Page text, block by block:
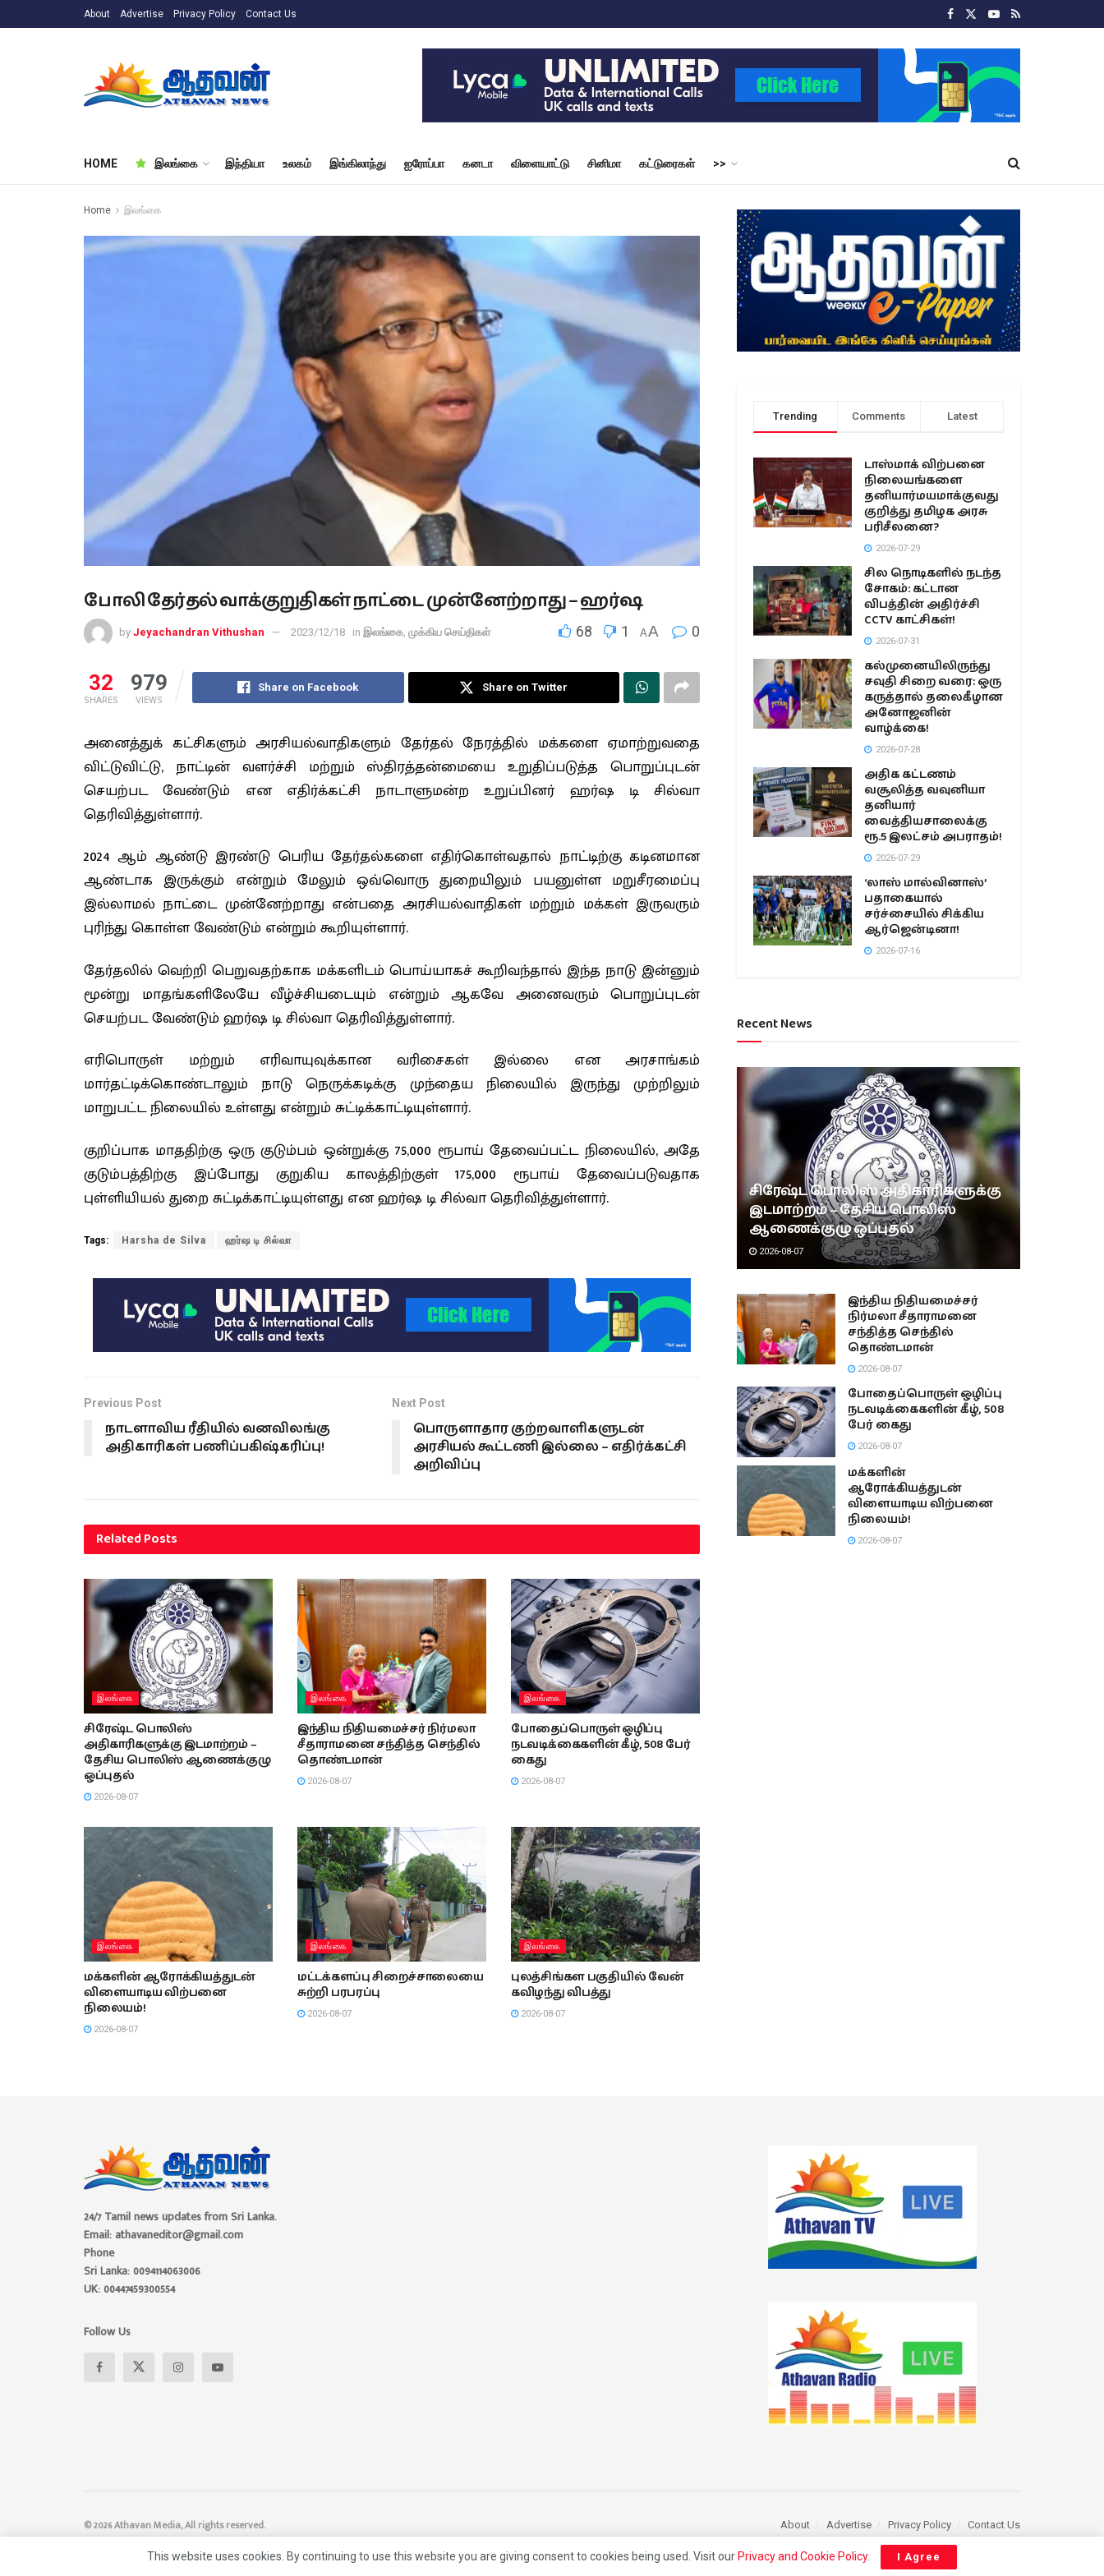
About Advertise Privacy Policy Contact Us
HOME இலங்கை இந்தியா உலகம் இங்கிலாந்து ஐரோப்பா கனடா விளையாட்டு சினிமா கட்டுரைகள் >>
Home இலங்கை
போலி தேர்தல் வாக்குறுதிகள் நாட்டை முன்னேற்றாது – ஹர்ஷ
by Jeyachandran Vithushan 2023/12/18 in இலங்கை முக்கிய செய்திகள் 68 1 AA 0
32
SHARES
979
VIEWS
Share on Facebook Share on Twitter
அனைத்துக் கட்சிகளும் அரசியல்வாதிகளும் தேர்தல் நேரத்தில் மக்களை ஏமாற்றுவதை
விட்டுவிட்டு, நாட்டின் வளர்ச்சி மற்றும் ஸ்திரத்தன்மையை உறுதிப்படுத்த பொறுப்புடன்
செயற்பட வேண்டும் என எதிர்க்கட்சி நாடாளுமன்ற உறுப்பினர் ஹர்ஷ டி சில்வா
தெரிவித்துள்ளார்.
2024 ஆம் ஆண்டு இரண்டு பெரிய தேர்தல்களை எதிர்கொள்வதால் நாட்டிற்கு கடினமான
ஆண்டாக இருக்கும் என்றும் மேலும் ஒவ்வொரு துறையிலும் பயனுள்ள மறுசீரமைப்பு
இல்லாமல் நாட்டை முன்னேற்றாது என்பதை அரசியல்வாதிகள் மற்றும் மக்கள் இருவரும்
புரிந்து கொள்ள வேண்டும் என்றும் கூறியுள்ளார்.
தேர்தலில் வெற்றி பெறுவதற்காக மக்களிடம் பொய்யாகச் கூறிவந்தால் இந்த நாடு இன்னும்
மூன்று மாதங்களிலேயே வீழ்ச்சியடையும் என்றும் ஆகவே அனைவரும் பொறுப்புடன்
செயற்பட வேண்டும் ஹர்ஷ டி சில்வா தெரிவித்துள்ளார்.
எரிபொருள் மற்றும் எரிவாயுவுக்கான வரிசைகள் இல்லை என அரசாங்கம்
மார்தட்டிக்கொண்டாலும் நாடு நெருக்கடிக்கு முந்தைய நிலையில் இருந்து முற்றிலும்
மாறுபட்ட நிலையில் உள்ளது என்றும் சுட்டிக்காட்டியுள்ளார்.
குறிப்பாக மாததிற்கு ஒரு குடும்பம் ஒன்றுக்கு 75,000 ரூபாய் தேவைப்பட்ட நிலையில், அதே
குடும்பத்திற்கு இப்போது குறுகிய காலத்திற்குள் 175,000 ரூபாய் தேவைப்படுவதாக
புள்ளியியல் துறை சுட்டிக்காட்டியுள்ளது என ஹர்ஷ டி சில்வா தெரிவித்துள்ளார்.
Tags: Harsha de Silva ஹர்ஷ டி சில்வா
Previous Post
நாடளாவிய ரீதியில் வனவிலங்கு
அதிகாரிகள் பணிப்பகிஷ்கரிப்பு!
Next Post
பொருளாதார குற்றவாளிகளுடன்
அரசியல் கூட்டணி இல்லை – எதிர்க்கட்சி
அறிவிப்பு
RelatedPosts
இலங்கை
சிரேஷ்ட பொலிஸ்
அதிகாரிகளுக்கு இடமாற்றம் –
தேசிய பொலிஸ் ஆணைக்குழு
ஒப்புதல்
2026-08-07
இலங்கை
இந்திய நிதியமைச்சர் நிர்மலா
சீதாராமனை சந்தித்த செந்தில்
தொண்டமான்
2026-08-07
இலங்கை
போதைப்பொருள் ஒழிப்பு
நடவடிக்கைகளின் கீழ், 508 பேர்
கைது
2026-08-07
இலங்கை
மக்களின் ஆரோக்கியத்துடன்
விளையாடிய விற்பனை
நிலையம்!
2026-08-07
இலங்கை
மட்டக்களப்பு சிறைச்சாலையை
சுற்றி பரபரப்பு
2026-08-07
இலங்கை
புலத்சிங்கள பகுதியில் வேன்
கவிழந்து விபத்து
2026-08-07
Trending Comments Latest
டாஸ்மாக் விற்பனை
நிலையங்களை
தனியார்மயமாக்குவது
குறித்து தமிழக அரசு
பரிசீலனை?
2026-07-29
சில நொடிகளில் நடந்த
சோகம்: கட்டான
விபத்தின் அதிர்ச்சி
CCTV காட்சிகள்!
2026-07-31
கல்முனையிலிருந்து
சவுதி சிறை வரை: ஒரு
கருத்தால் தலைகீழான
அனோஜனின்
வாழ்க்கை!
2026-07-28
அதிக கட்டணம்
வசூலித்த வவுனியா
தனியார்
வைத்தியசாலைக்கு
ரூ.5 இலட்சம் அபராதம்!
2026-07-29
‘லாஸ் மால்வினாஸ்’
பதாகையால்
சர்ச்சையில் சிக்கிய
ஆர்ஜென்டினா!
2026-07-16
Recent News
சிரேஷ்ட பொலிஸ் அதிகாரிகளுக்கு
இடமாற்றம் – தேசிய பொலிஸ்
ஆணைக்குழு ஒப்புதல்
2026-08-07
இந்திய நிதியமைச்சர்
நிர்மலா சீதாராமனை
சந்தித்த செந்தில்
தொண்டமான்
2026-08-07
போதைப்பொருள் ஒழிப்பு
நடவடிக்கைகளின் கீழ், 508
பேர் கைது
2026-08-07
மக்களின்
ஆரோக்கியத்துடன்
விளையாடிய விற்பனை
நிலையம்!
2026-08-07
24/7 Tamil news updates from Sri Lanka.
Email: athavaneditor@gmail.com
Phone
Sri Lanka: 0094114063006
UK: 00447459300554
Follow Us
About Advertise Privacy Policy Contact Us
© 2026 Athavan Media, All rights reserved.
This website uses cookies. By continuing to use this website you are giving consent to cookies being used. Visit our Privacy and Cookie Policy. I Agree